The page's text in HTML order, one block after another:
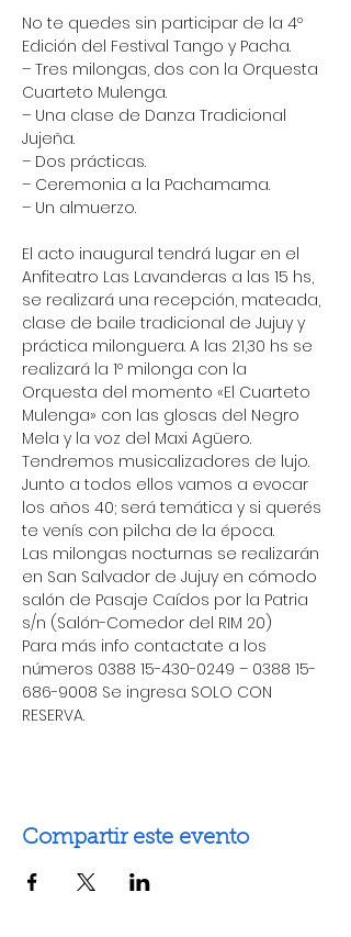
No te quedes sin participar de la 4º
Edición del Festival Tango y Pacha.
– Tres milongas, dos con la Orquesta
Cuarteto Mulenga.
– Una clase de Danza Tradicional
Jujeña.
– Dos prácticas.
– Ceremonia a la Pachamama.
– Un almuerzo.
El acto inaugural tendrá lugar en el
Anfiteatro Las Lavanderas a las 15 hs,
se realizará una recepción, mateada,
clase de baile tradicional de Jujuy y
práctica milonguera. A las 21,30 hs se
realizará la 1º milonga con la
Orquesta del momento «El Cuarteto
Mulenga» con las glosas del Negro
Mela y la voz del Maxi Agüero.
Tendremos musicalizadores de lujo.
Junto a todos ellos vamos a evocar
los años 40; será temática y si querés
te venís con pilcha de la época.
Las milongas nocturnas se realizarán
en San Salvador de Jujuy en cómodo
salón de Pasaje Caídos por la Patria
s/n (Salón-Comedor del RIM 20)
Para más info contactate a los
números 0388 15-430-0249 – 0388 15-
686-9008 Se ingresa SOLO CON
RESERVA.
Compartir este evento